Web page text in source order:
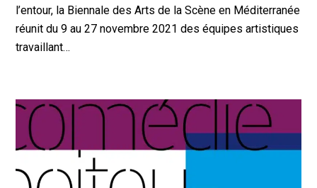
l’entour, la Biennale des Arts de la Scène en Méditerranée
réunit du 9 au 27 novembre 2021 des équipes artistiques
travaillant…